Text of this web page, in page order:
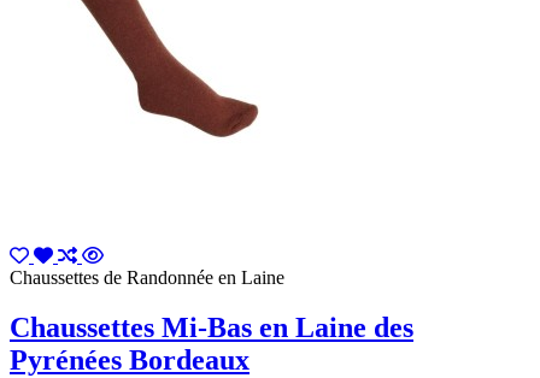
Chaussettes de Randonnée en Laine
Chaussettes Mi-Bas en Laine des
Pyrénées Bordeaux